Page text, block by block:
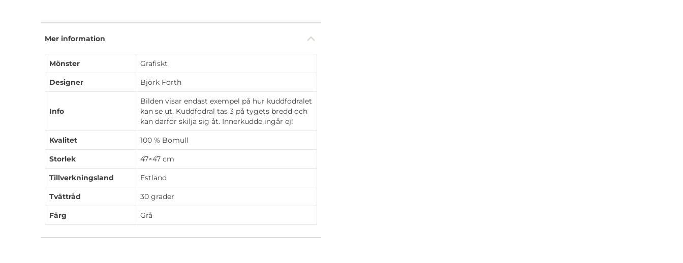
Mer information
Mönster Grafiskt
Designer Björk Forth
Info
Bilden visar endast exempel på hur kuddfodralet
kan se ut. Kuddfodral tas 3 på tygets bredd och
kan därför skilja sig åt. Innerkudde ingår ej!
Kvalitet 100 % Bomull
Storlek 47×47 cm
Tillverkningsland Estland
Tvättråd 30 grader
Färg Grå